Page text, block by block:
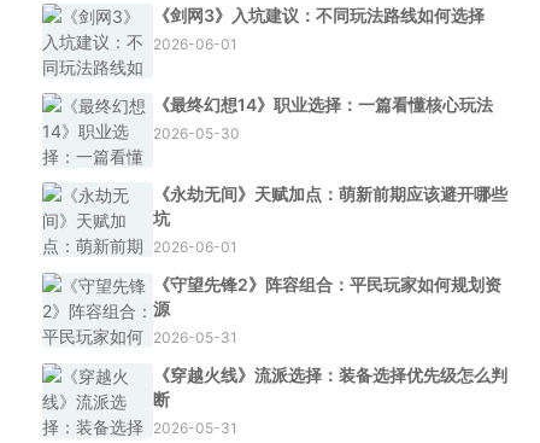
《剑网3》入坑建议：不同玩法路线如何选择
2026-06-01
《最终幻想14》职业选择：一篇看懂核心玩法
2026-05-30
《永劫无间》天赋加点：萌新前期应该避开哪些
坑
2026-06-01
《守望先锋2》阵容组合：平民玩家如何规划资
源
2026-05-31
《穿越火线》流派选择：装备选择优先级怎么判
断
2026-05-31